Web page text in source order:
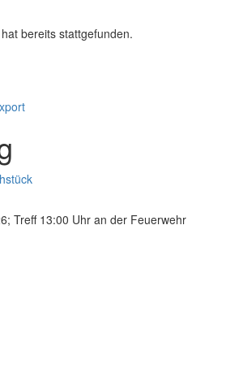
bereits stattgefunden.
Treff 13:00 Uhr an der Feuerwehr